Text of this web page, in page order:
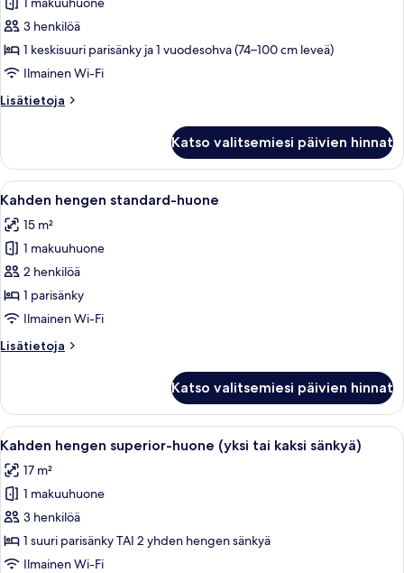
Kolmen
hengen
perhehuone
kuvat
3 henkilöä
1 keskisuuri parisänky ja 1 vuodesohva (74–100 cm leveä)
Ilmainen Wi-Fi
Lisätietoja
Lisätietoja
perhehuone
Katso valitsemiesi päivien hinnat
Avaa
kaikki
huonetyypin
Kahden
hengen
standard-
huone
Siististi pedattu sänky, jossa on
7
Kahden hengen standard-huone
15 m²
1 makuuhuone
2 henkilöä
1 parisänky
Ilmainen Wi-Fi
Lisätietoja
Lisätietoja
standard-
huone
Katso valitsemiesi päivien hinnat
Avaa
kaikki
huonetyypin
Kahden
hengen
superior-
huone
Siististi pedattu sänky, jossa on
11
Kahden hengen superior-huone (yksi tai kaksi sänkyä)
17 m²
1 makuuhuone
3 henkilöä
1 suuri parisänky TAI 2 yhden hengen sänkyä
Ilmainen Wi-Fi